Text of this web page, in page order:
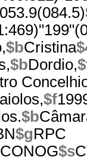
$bCristina
$bDordio,
$f
$b
$gRPC
$s